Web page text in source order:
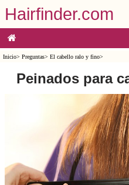
Hairfinder.com
Inicio> Preguntas> El cabello ralo y fino>
Peinados para